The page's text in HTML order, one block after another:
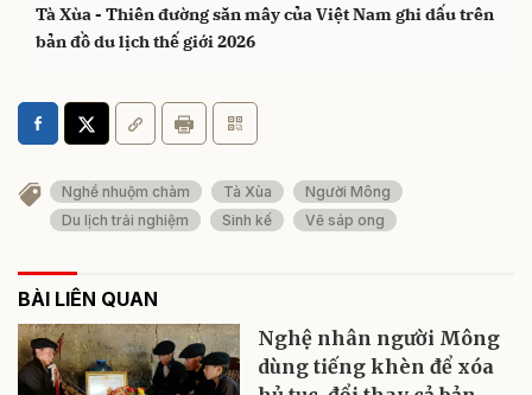
Tà Xùa - Thiên đường săn mây của Việt Nam ghi dấu trên
bản đồ du lịch thế giới 2026
Nghề nhuộm chàm Tà Xùa
Người Mông
Du lịch trải nghiệm
Sinh kế Vẽ sáp ong
BÀI LIÊN QUAN
Nghệ nhân người Mông
dùng tiếng khèn để xóa